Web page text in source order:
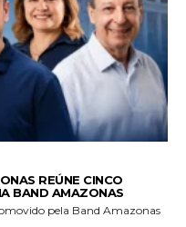
REÚNE CINCO
BAND AMAZONAS
pela Band Amazonas